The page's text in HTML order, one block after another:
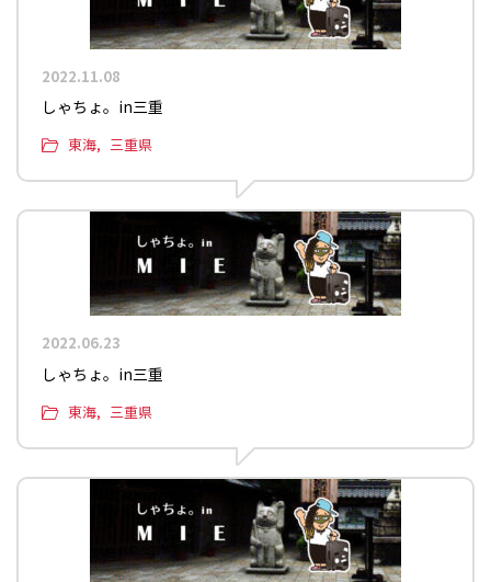
2022.11.08
しゃちょ。in三重
東海 三重県
2022.06.23
しゃちょ。in三重
東海 三重県